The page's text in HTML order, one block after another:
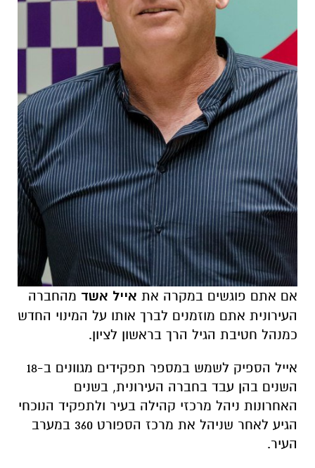
אם אתם פוגשים במקרה את אייל אשד מהחברה
העירונית אתם מוזמנים לברך אותו על המינוי החדש
כמנהל חטיבת הגיל הרך בראשון לציון.
אייל הספיק לשמש במספר תפקידים מגוונים ב-18
השנים בהן עבד בחברה העירונית, בשנים
האחרונות ניהל מרכזי קהילה בעיר ולתפקיד הנוכחי
הגיע לאחר שניהל את מרכז הספורט 360 במערב
העיר.